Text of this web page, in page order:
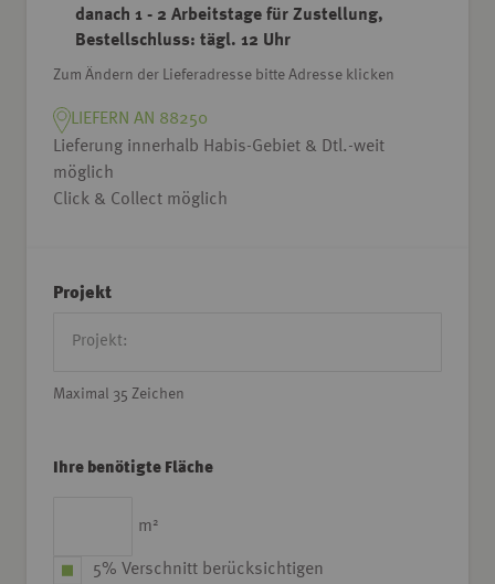
danach 1 - 2 Arbeitstage für Zustellung,
Bestellschluss: tägl. 12 Uhr
Zum Ändern der Lieferadresse bitte Adresse klicken
LIEFERN AN 88250
Lieferung innerhalb Habis-Gebiet & Dtl.-weit
möglich
Click & Collect möglich
Projekt
Maximal 35 Zeichen
Ihre benötigte Fläche
m 2
5% Verschnitt berücksichtigen